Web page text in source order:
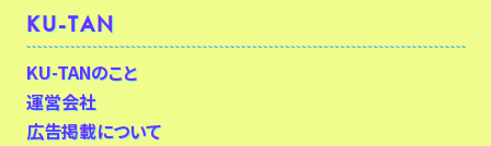
KU-TAN
KU-TANのこと
運営会社
広告掲載について